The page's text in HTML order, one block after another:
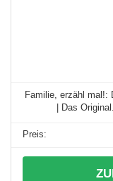
Familie, erzähl mal!:
| Das